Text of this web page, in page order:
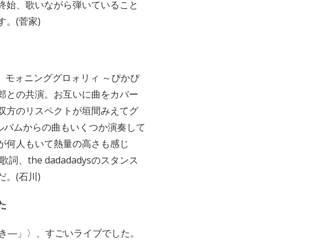
始、歌いながら弾いていること
。(菅家)
ォニンググロォリィ ～ぴかぴ
との共演。お互いに曲をカバー
方のリスペクトが垣間みえてグ
ムからの曲もいくつか演奏して
何人もいて熱量の高さも感じ
詞、the dadadadysのスタンス
。(石川)
―」〉、すごいライブでした。